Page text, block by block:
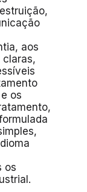
aos
claras,
os
os